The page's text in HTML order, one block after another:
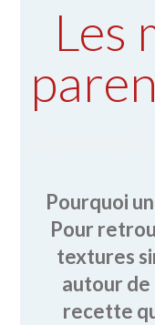
Les
Pourquoi
Pour
textures
autour de
recette